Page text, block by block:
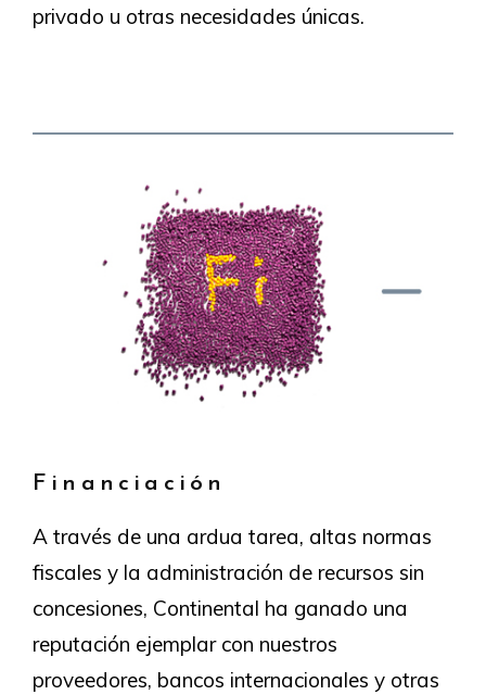
privado u otras necesidades únicas.
Financiación
A través de una ardua tarea, altas normas
fiscales y la administración de recursos sin
concesiones, Continental ha ganado una
reputación ejemplar con nuestros
proveedores, bancos internacionales y otras